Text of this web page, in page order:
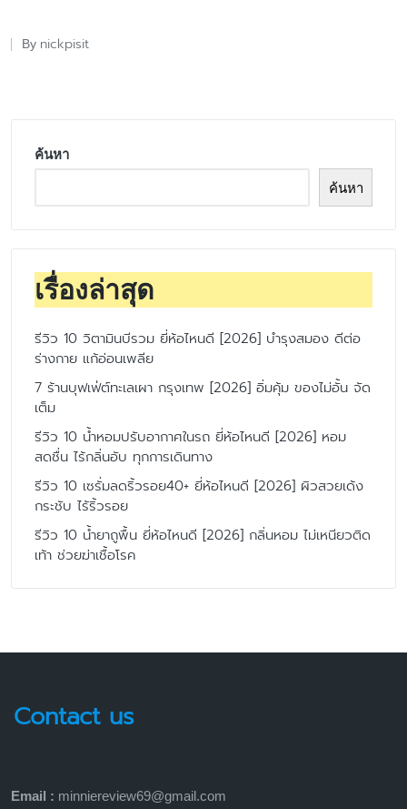
Posted
By nickpisit
ค้นหา
ค้นหา
เรื่องล่าสุด
รีวิว 10 วิตามินบีรวม ยี่ห้อไหนดี [2026] บำรุงสมอง ดีต่อ
ร่างกาย แก้อ่อนเพลีย
7 ร้านบุฟเฟ่ต์ทะเลเผา กรุงเทพ [2026] อิ่มคุ้ม ของไม่อั้น จัด
เต็ม
รีวิว 10 น้ำหอมปรับอากาศในรถ ยี่ห้อไหนดี [2026] หอม
สดชื่น ไร้กลิ่นอับ ทุกการเดินทาง
รีวิว 10 เซรั่มลดริ้วรอย40+ ยี่ห้อไหนดี [2026] ผิวสวยเด้ง
กระชับ ไร้ริ้วรอย
รีวิว 10 น้ำยาถูพื้น ยี่ห้อไหนดี [2026] กลิ่นหอม ไม่เหนียวติด
เท้า ช่วยฆ่าเชื้อโรค
Contact us
Email : minniereview69@gmail.com